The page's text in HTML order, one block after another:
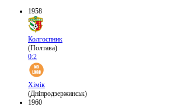
1958
Колгоспник
(Полтава)
0:2
Хімік
(Дніпродзержинськ)
1960